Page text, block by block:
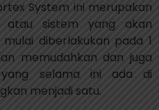
System ini merupakan
sistem yang akan
diberlakukan pada 1
memudahkan dan juga
selama ini ada di
menjadi satu.